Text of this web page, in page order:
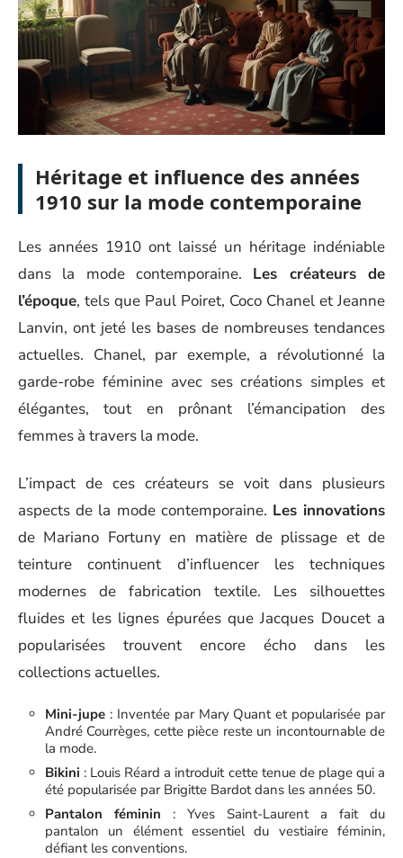
Héritage et influence des années
1910 sur la mode contemporaine
Les années 1910 ont laissé un héritage indéniable
dans la mode contemporaine. Les créateurs de
l’époque, tels que Paul Poiret, Coco Chanel et Jeanne
Lanvin, ont jeté les bases de nombreuses tendances
actuelles. Chanel, par exemple, a révolutionné la
garde-robe féminine avec ses créations simples et
élégantes, tout en prônant l’émancipation des
femmes à travers la mode.
L’impact de ces créateurs se voit dans plusieurs
aspects de la mode contemporaine. Les innovations
de Mariano Fortuny en matière de plissage et de
teinture continuent d’influencer les techniques
modernes de fabrication textile. Les silhouettes
fluides et les lignes épurées que Jacques Doucet a
popularisées trouvent encore écho dans les
collections actuelles.
Mini-jupe : Inventée par Mary Quant et popularisée par
André Courrèges, cette pièce reste un incontournable de
la mode.
Bikini : Louis Réard a introduit cette tenue de plage qui a
été popularisée par Brigitte Bardot dans les années 50.
Pantalon féminin : Yves Saint-Laurent a fait du
pantalon un élément essentiel du vestiaire féminin,
défiant les conventions.